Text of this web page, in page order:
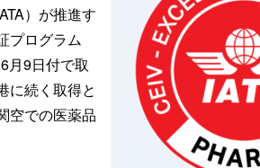
）が推進す
プログラム
月9日付で取
に続く取得と
空での医薬品